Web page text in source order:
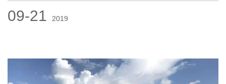
09-21 2019